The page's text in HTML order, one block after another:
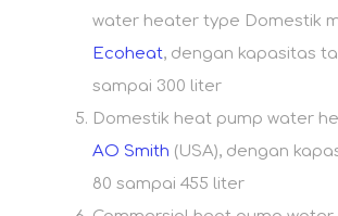
water heater type Domestik
Ecoheat, dengan kapasitas
sampai 300 liter
Domestik heat pump water
AO Smith (USA), dengan
80 sampai 455 liter